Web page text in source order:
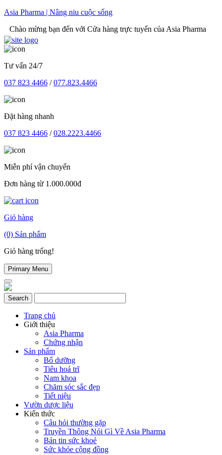
Skip
content
Asia Pharma | Nâng niu cuộc sống
bạn đến với Cửa hàng trực tuyến của Asia Pharma
Tư vấn 24/7
037 823 4466 /077.823.4466
Đặt hàng nhanh
037 823 4466 /028.2223.4466
Miễn phí vận chuyển
Đơn hàng từ 1.000.000đ
Giỏ hàng
(0) Sản phẩm
Giỏ hàng trống!
Primary Menu
Trang chủ
Giới thiệu
Asia Pharma
Chứng nhận
Sản phẩm
Bổ dưỡng
Tiêu hoá trĩ
Nam khoa
Chăm sóc sắc đẹp
Tiết niệu
Vườn dược liệu
Kiến thức
Câu hỏi thường gặp
Truyền Thông Nói Gì Về Asia Pharma
Bản tin sức khoẻ
Sức khỏe cộng đồng